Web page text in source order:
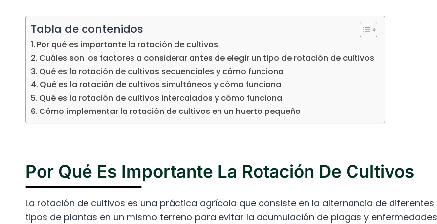
Tabla de contenidos
Por qué es importante la rotación de cultivos
Cuáles son los factores a considerar antes de elegir un tipo de rotación de cultivos
Qué es la rotación de cultivos secuenciales y cómo funciona
Qué es la rotación de cultivos simultáneos y cómo funciona
Qué es la rotación de cultivos intercalados y cómo funciona
Cómo implementar la rotación de cultivos en un huerto pequeño
Por Qué Es Importante La Rotación De Cultivos
La rotación de cultivos es una práctica agrícola que consiste en la alternancia de diferentes
tipos de plantas en un mismo terreno para evitar la acumulación de plagas y enfermedades